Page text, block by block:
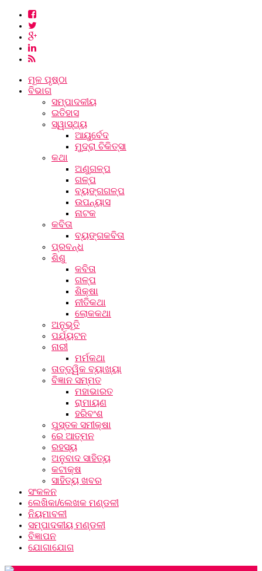
ମୂଳ ପୃଷ୍ଠା
ବିଭାଗ
ସମ୍ପାଦକୀୟ
ଇତିହାସ
ସ୍ୱାସ୍ଥ୍ୟ
ଆୟୁର୍ବେଦ
ମୁଦ୍ରା ଚିକିତ୍ସା
କଥା
ଅଣୁଗଳ୍ପ
ଗଳ୍ପ
ବ୍ୟଙ୍ଗଗଳ୍ପ
ଉପନ୍ୟାସ
ନାଟକ
କବିତା
ବ୍ୟଙ୍ଗକବିତା
ପ୍ରବନ୍ଧ
ଶିଶୁ
କବିତା
ଗଳ୍ପ
ଶିକ୍ଷା
ନୀତିକଥା
ଲୋକକଥା
ଅନୁଭୂତି
ପର୍ଯ୍ୟଟନ
ନାରୀ
ମର୍ମକଥା
ତାତ୍ତ୍ୱିକ ବ୍ୟାଖ୍ୟା
ବିଜ୍ଞାନ ସମ୍ମତ
ମହାଭାରତ
ରାମାୟଣ
ହରିବଂଶ
ପୁସ୍ତକ ସମୀକ୍ଷା
ରେ ଆତ୍ମନ
ରହସ୍ୟ
ଅନୁବାଦ ସାହିତ୍ୟ
କଟାକ୍ଷ
ସାହିତ୍ୟ ଖବର
ସଂକଳନ
ଲେଖିକା/ଲେଖକ ମଣ୍ଡଳୀ
ନିୟମାବଳୀ
ସମ୍ପାଦକୀୟ ମଣ୍ଡଳୀ
ବିଜ୍ଞାପନ
ଯୋଗାଯୋଗ